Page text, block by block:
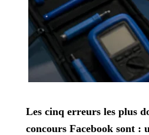
Les cinq erreurs les plus
concours Facebook sont :